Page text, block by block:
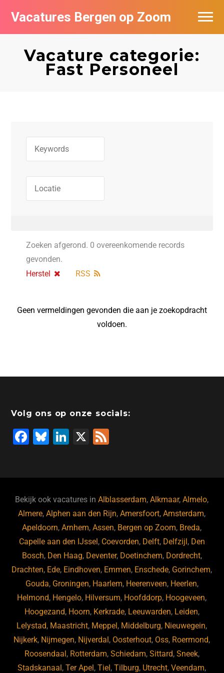
Vacatures Bergen op Zoom
Vacature categorie:
Fast Personeel
Zoeken afgerond. 0 overeenkomende records
gevonden.
Herstel
RSS
Geen vermeldingen gevonden die aan je zoekopdracht
voldoen.
Volg ons op onze socials:
F
b
o
o
k
Bl
ky
Li
dI
n
X
Bekijk ook vacatures inAlblasserdam,Alkmaar,Almelo,
Almere,Alphen aan den Rijn,Amersfoort,Amsterdam,
Apeldoorn,Arnhem,Assen, Bergen op Zoom, Breda,
Capelle aan den IJssel , Coevorden, Delft, Delfzijl , Den
Bosch, Den Haag, Deventer, Doetinchem, Dordrecht,
Drachten, Ede, Eindhoven, Emmen, Enschede, Gorinchem,
Gouda, Groningen, Haarlem, Heerenveen, Heerlen,
Helmond, Hengelo, Hilversum, Hoofddorp, Hoogeveen,
Hoogezand, Hoorn, Kerkrade, Leeuwarden, Leiden,
Lelystad, Maastricht, Meppel , Middelburg, Nieuwegein,
Nijkerk, Nijmegen, Nijverdal , Oosterhout, Oss, Roermond,
Roosendaal , Rotterdam, Schiedam, Sittard, Sneek,
Stadskanaal ,Ter Apel ,Tiel ,Tilburg, Utrecht,Veendam,
Vacatures per bedrijf
De populairste vacatures in Bergen op